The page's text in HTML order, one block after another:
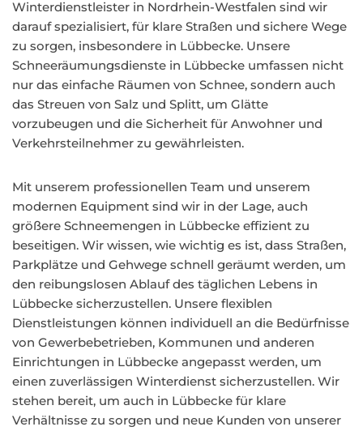
Winterdienstleister in Nordrhein-Westfalen sind wir
darauf spezialisiert, für klare Straßen und sichere Wege
zu sorgen, insbesondere in Lübbecke. Unsere
Schneeräumungsdienste in Lübbecke umfassen nicht
nur das einfache Räumen von Schnee, sondern auch
das Streuen von Salz und Splitt, um Glätte
vorzubeugen und die Sicherheit für Anwohner und
Verkehrsteilnehmer zu gewährleisten.
Mit unserem professionellen Team und unserem
modernen Equipment sind wir in der Lage, auch
größere Schneemengen in Lübbecke effizient zu
beseitigen. Wir wissen, wie wichtig es ist, dass Straßen,
Parkplätze und Gehwege schnell geräumt werden, um
den reibungslosen Ablauf des täglichen Lebens in
Lübbecke sicherzustellen. Unsere flexiblen
Dienstleistungen können individuell an die Bedürfnisse
von Gewerbebetrieben, Kommunen und anderen
Einrichtungen in Lübbecke angepasst werden, um
einen zuverlässigen Winterdienst sicherzustellen. Wir
stehen bereit, um auch in Lübbecke für klare
Verhältnisse zu sorgen und neue Kunden von unserer